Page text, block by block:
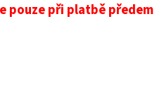
pouze při platbě předem